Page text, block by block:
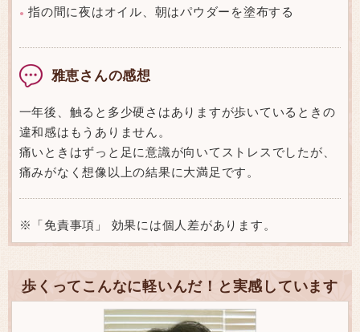
● 指の間に夜はオイル、朝はパウダーを塗布する
雅恵さんの感想
一年後、触ると多少硬さはありますが歩いているときの
違和感はもうありません。
痛いときはずっと足に意識が向いてストレスでしたが、
痛みがなく想像以上の結果に大満足です。
※「免責事項」 効果には個人差があります。
歩くってこんなに軽いんだ！と実感しています